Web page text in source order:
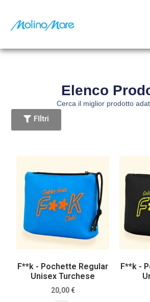
Elenco
Cerca il miglior prodotto
FIltri
F**k - Pochette Regular
Unisex Turchese
20,00 €
F**k -